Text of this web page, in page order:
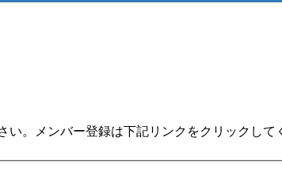
。メンバー登録は下記リンクをクリックして